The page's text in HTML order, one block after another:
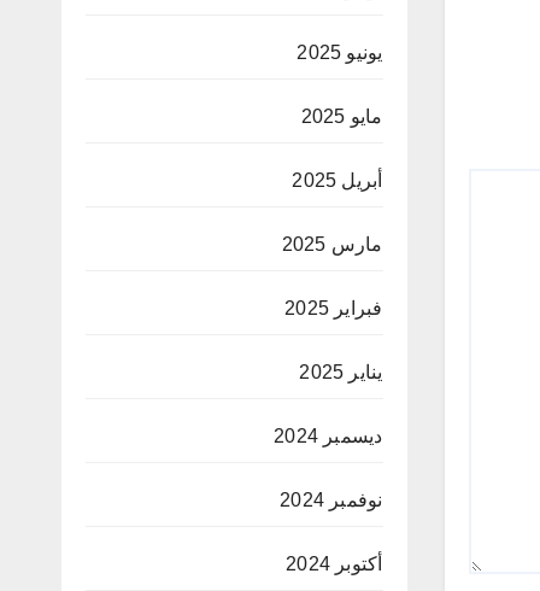
يونيو 2025
مايو 2025
أبريل 2025
مارس 2025
فبراير 2025
يناير 2025
ديسمبر 2024
نوفمبر 2024
أكتوبر 2024